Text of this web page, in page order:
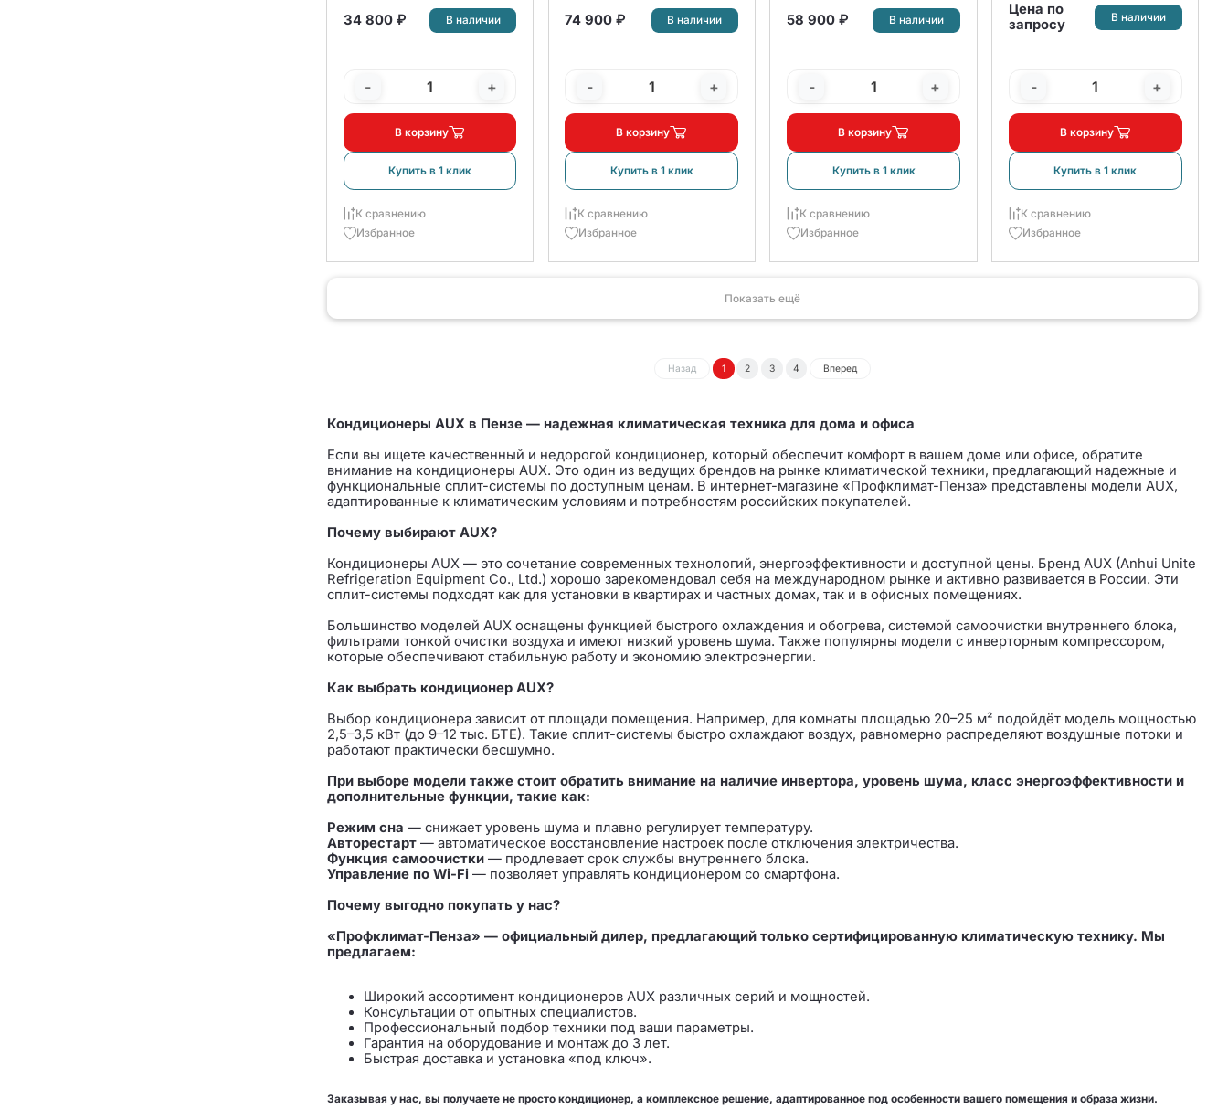
34 800 ₽ В наличии
- +
В корзину
Купить в 1 клик
К сравнению
Избранное
74 900 ₽ В наличии
- +
В корзину
Купить в 1 клик
К сравнению
Избранное
58 900 ₽ В наличии
- +
В корзину
Купить в 1 клик
К сравнению
Избранное
Цена по
запросу
В наличии
- +
В корзину
Купить в 1 клик
К сравнению
Избранное
Показать ещё
Назад 1 2 3 4 Вперед
Кондиционеры AUX в Пензе — надежная климатическая техника для дома и офиса
Если вы ищете качественный и недорогой кондиционер, который обеспечит комфорт в вашем доме или офисе, обратите
внимание на кондиционеры AUX. Это один из ведущих брендов на рынке климатической техники, предлагающий надежные и
функциональные сплит-системы по доступным ценам. В интернет-магазине «Профклимат-Пенза» представлены модели AUX,
адаптированные к климатическим условиям и потребностям российских покупателей.
Почему выбирают AUX?
Кондиционеры AUX — это сочетание современных технологий, энергоэффективности и доступной цены. Бренд AUX (Anhui Unite
Refrigeration Equipment Co., Ltd.) хорошо зарекомендовал себя на международном рынке и активно развивается в России. Эти
сплит-системы подходят как для установки в квартирах и частных домах, так и в офисных помещениях.
Большинство моделей AUX оснащены функцией быстрого охлаждения и обогрева, системой самоочистки внутреннего блока,
фильтрами тонкой очистки воздуха и имеют низкий уровень шума. Также популярны модели с инверторным компрессором,
которые обеспечивают стабильную работу и экономию электроэнергии.
Как выбрать кондиционер AUX?
Выбор кондиционера зависит от площади помещения. Например, для комнаты площадью 20–25 м² подойдёт модель мощностью
2,5–3,5 кВт (до 9–12 тыс. БТЕ). Такие сплит-системы быстро охлаждают воздух, равномерно распределяют воздушные потоки и
работают практически бесшумно.
При выборе модели также стоит обратить внимание на наличие инвертора, уровень шума, класс энергоэффективности и
дополнительные функции, такие как:
Режим сна — снижает уровень шума и плавно регулирует температуру.
Авторестарт— автоматическое восстановление настроек после отключения электричества.
Функция самоочистки— продлевает срок службы внутреннего блока.
Управление по Wi-Fi— позволяет управлять кондиционером со смартфона.
Почему выгодно покупать у нас?
«Профклимат-Пенза» — официальный дилер, предлагающий только сертифицированную климатическую технику. Мы
предлагаем:
Широкий ассортимент кондиционеров AUX различных серий и мощностей.
Консультации от опытных специалистов.
Профессиональный подбор техники под ваши параметры.
Гарантия на оборудование и монтаж до 3 лет.
Быстрая доставка и установка «под ключ».
Заказывая у нас, вы получаете не просто кондиционер, а комплексное решение, адаптированное под особенности вашего помещения и образа жизни.